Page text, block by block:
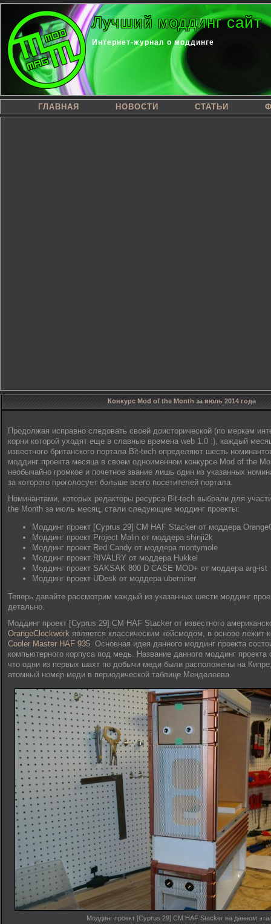
Лучший моддинг сайт
Интернет-журнал о моддинге
ГЛАВНАЯ НОВОСТИ СТАТЬИ
Конкурс Mod of the Month за июль 2014 года
Продолжая исправно следовать своей доисторической (по меркам
корни которой уходят еще в славные времена web 1.0 :), каждый
известного британского портала Bit-tech определяют шесть
моддинг проекта месяца в своем одноименном конкурсе Mod of the
необычайно громкое и почетное звание лишь один из указанных
за которого проголосует больше всего посетителей портала.
Номинантами, которых редакторы ресурса Bit-tech выбрали для
the Month за июль месяц, стали следующие моддинг проекты:
Моддинг проект [Cyprus 29] CM HAF Stacker от моддера
Моддинг проект Project Malin от моддера shinji2k
Моддинг проект Red Candy от моддера montymole
Моддинг проект RIVALRY от моддера Hukkel
Моддинг проект SAKSAK 800 D CASE MOD+ от моддера arg-ist
Моддинг проект UDesk от моддера uberniner
Теперь давайте рассмотрим каждый из указанных шести моддинг
детально.
Моддинг проект [Cyprus 29] CM HAF Stacker от известного
OrangeClockwerk является классическим кейсмодом, в основе лежит
Cooler Master HAF 935. Основная идея данного моддинг проекта
компьютерного корпуса под медь. Название данного моддинг проекта
что одни из первых шахт по добычи меди были расположены на
атомный номер меди в периодической таблице Менделеева.
Моддинг проект [Cyprus 29] CM HAF Stacker на данном